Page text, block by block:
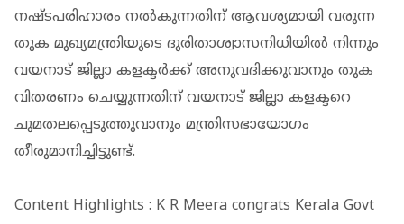
നഷ്ടപരിഹാരം നൽകുന്നതിന് ആവശ്യമായി വരുന്ന
തുക മുഖ്യമന്ത്രിയുടെ ദുരിതാശ്വാസനിധിയിൽ നിന്നും
വയനാട് ജില്ലാ കളക്ടർക്ക് അനുവദിക്കുവാനും തുക
വിതരണം ചെയ്യുന്നതിന് വയനാട് ജില്ലാ കളക്ടറെ
ചുമതലപ്പെടുത്തുവാനും മന്ത്രിസഭായോഗം
തീരുമാനിച്ചിട്ടുണ്ട്.
Content Highlights : K R Meera congrats Kerala Govt